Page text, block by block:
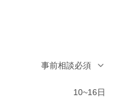
事前相談必須
10~16日